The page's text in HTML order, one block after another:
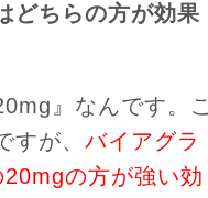
どちらの方が効果
』なんです。
すが、 バイアグラ
の方が強い効